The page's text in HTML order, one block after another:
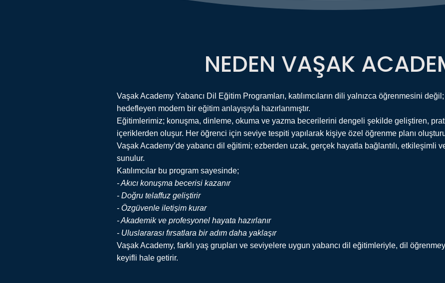
NEDEN VAŞAK
Vaşak Academy Yabancı Dil Eğitim Programları, katılımcıların dili yalnızca öğrenmesini
hedefleyen modern bir eğitim anlayışıyla hazırlanmıştır.
Eğitimlerimiz; konuşma, dinleme, okuma ve yazma becerilerini dengeli şekilde geliştiren,
içeriklerden oluşur. Her öğrenci için seviye tespiti yapılarak kişiye özel öğrenme planı
Vaşak Academy’de yabancı dil eğitimi; ezberden uzak, gerçek hayatla bağlantılı, etkileşimli
sunulur.
Katılımcılar bu program sayesinde;
- Akıcı konuşma becerisi kazanır
- Doğru telaffuz geliştirir
- Özgüvenle iletişim kurar
- Akademik ve profesyonel hayata hazırlanır
- Uluslararası fırsatlara bir adım daha yaklaşır
Vaşak Academy, farklı yaş grupları ve seviyelere uygun yabancı dil eğitimleriyle, dil
keyifli hale getirir.